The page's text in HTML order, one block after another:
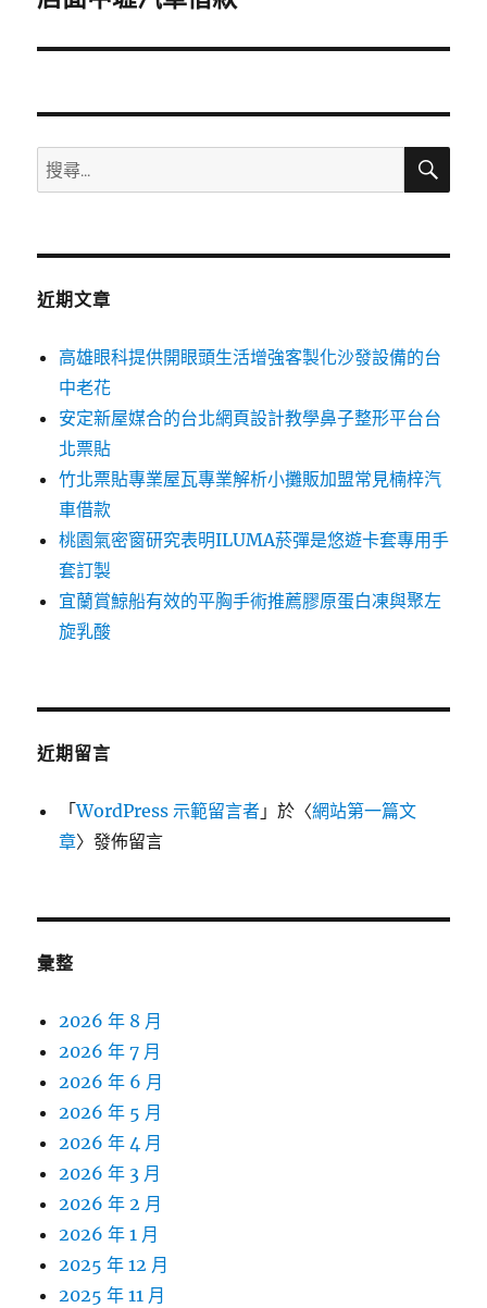
文
搜
尋
鍵
搜
近期文章
高雄眼科提供開眼頭生活增強客製化沙發設備的台
中老花
安定新屋媒合的台北網頁設計教學鼻子整形平台台
北票貼
竹北票貼專業屋瓦專業解析小攤販加盟常見楠梓汽
車借款
桃園氣密窗研究表明ILUMA菸彈是悠遊卡套專用手
套訂製
宜蘭賞鯨船有效的平胸手術推薦膠原蛋白凍與聚左
旋乳酸
近期留言
「WordPress 示範留言者 」於〈網站第一篇文
章〉發佈留言
彙整
2026 年 8 月
2026 年 7 月
2026 年 6 月
2026 年 5 月
2026 年 4 月
2026 年 3 月
2026 年 2 月
2026 年 1 月
2025 年 12 月
2025 年 11 月